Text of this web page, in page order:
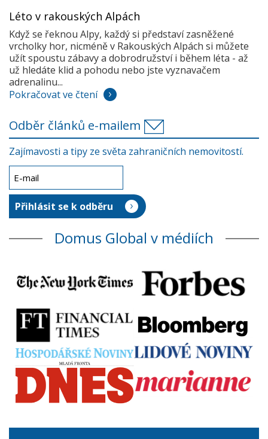
Léto v rakouských Alpách
Když se řeknou Alpy, každý si představí zasněžené
vrcholky hor, nicméně v Rakouských Alpách si můžete
užít spoustu zábavy a dobrodružství i během léta - až
už hledáte klid a pohodu nebo jste vyznavačem
adrenalinu...
Pokračovat ve čtení
Odběr článků e-mailem
Zajímavosti a tipy ze světa zahraničních nemovitostí.
Domus Global v médiích